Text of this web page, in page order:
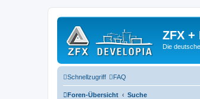
ZFX +
Die
Schnellzugriff FAQ
Foren-Übersicht Suche